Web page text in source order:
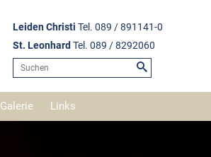
Leiden Christi Tel. 089 / 891141-0
St. Leonhard Tel. 089 / 8292060
Galerie Links